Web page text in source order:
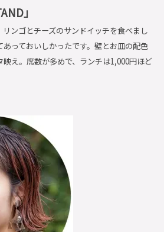
」
ンゴとチーズのサンドイッチを食べまし
っておいしかったです。壁とお皿の配色
え。席数が多めで、ランチは1,000円ほど